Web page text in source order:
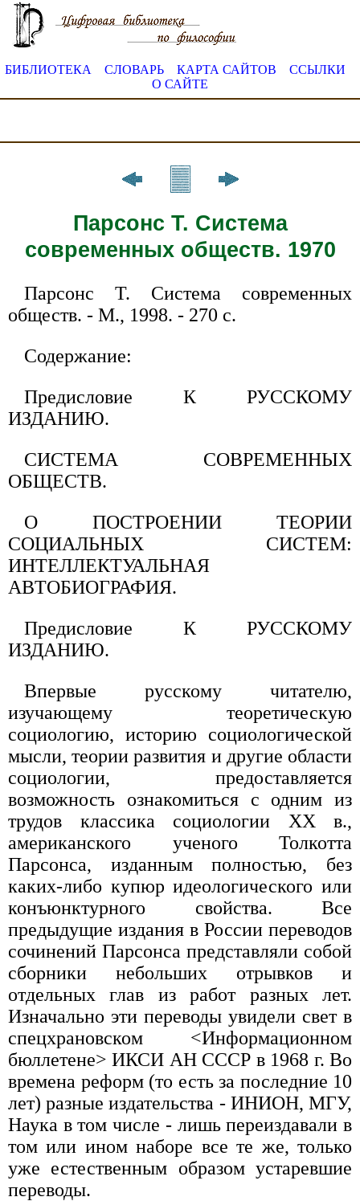
БИБЛИОТЕКА СЛОВАРЬ КАРТА САЙТОВ
ССЫЛКИ
О САЙТЕ
Парсонс Т. Система
современных обществ. 1970
Парсонс Т. Система современных
обществ. - М., 1998. - 270 с.
Содержание:
Предисловие К РУССКОМУ
ИЗДАНИЮ.
СИСТЕМА СОВРЕМЕННЫХ
ОБЩЕСТВ.
О ПОСТРОЕНИИ ТЕОРИИ
СОЦИАЛЬНЫХ СИСТЕМ:
ИНТЕЛЛЕКТУАЛЬНАЯ
АВТОБИОГРАФИЯ.
Предисловие К РУССКОМУ
ИЗДАНИЮ.
Впервые русскому читателю,
изучающему теоретическую
социологию, историю социологической
мысли, теории развития и другие области
социологии, предоставляется
возможность ознакомиться с одним из
трудов классика социологии XX в.,
американского ученого Толкотта
Парсонса, изданным полностью, без
каких-либо купюр идеологического или
конъюнктурного свойства. Все
предыдущие издания в России переводов
сочинений Парсонса представляли собой
сборники небольших отрывков и
отдельных глав из работ разных лет.
Изначально эти переводы увидели свет в
спецхрановском <Информационном
бюллетене> ИКСИ АН СССР в 1968 г. Во
времена реформ (то есть за последние 10
лет) разные издательства - ИНИОН, МГУ,
Наука в том числе - лишь переиздавали в
том или ином наборе все те же, только
уже естественным образом устаревшие
переводы.